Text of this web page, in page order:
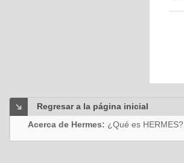
Regresar a la página inicial
Acerca de Hermes: ¿Qué es HERMES?